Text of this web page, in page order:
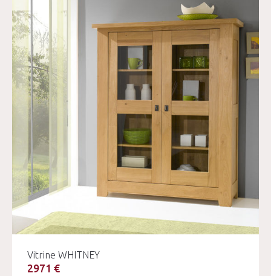
Vitrine WHITNEY
2971 €